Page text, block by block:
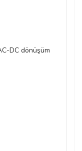
DC dönüşüm